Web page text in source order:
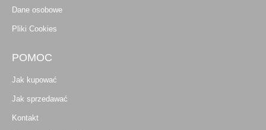
Dane osobowe
Pliki Cookies
POMOC
Jak kupować
Jak sprzedawać
Kontakt